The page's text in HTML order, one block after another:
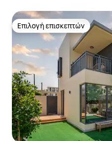
Επιλογή επισκεπτών
Επιλογή επισκεπτών